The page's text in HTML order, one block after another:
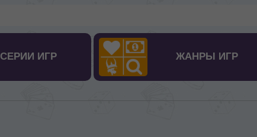
СЕРИИ ИГР ЖАНРЫ ИГР